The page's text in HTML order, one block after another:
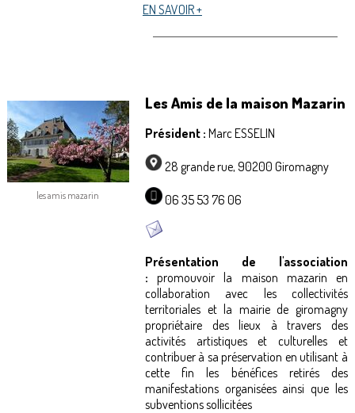
EN SAVOIR +
les amis mazarin
Les Amis de la maison Mazarin
Président : Marc ESSELIN
28 grande rue, 90200 Giromagny
06 35 53 76 06
Présentation de l'association
: promouvoir la maison mazarin en
collaboration avec les collectivités
territoriales et la mairie de giromagny
propriétaire des lieux à travers des
activités artistiques et culturelles et
contribuer à sa préservation en utilisant à
cette fin les bénéfices retirés des
manifestations organisées ainsi que les
subventions sollicitées